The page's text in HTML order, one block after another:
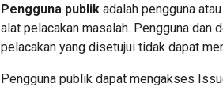
Pengguna publik adalah pengguna
alat pelacakan masalah. Pengguna dan
pelacakan yang disetujui tidak dapat
Pengguna publik dapat mengakses